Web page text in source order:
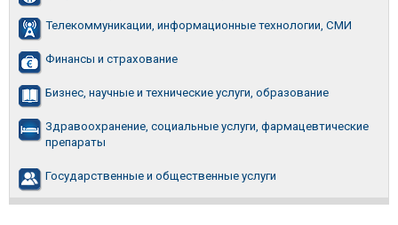
Телекоммуникации, информационные технологии, СМИ
Финансы и страхование
Бизнес, научные и технические услуги, образование
Здравоохранение, социальные услуги, фармацевтические
препараты
Государственные и общественные услуги